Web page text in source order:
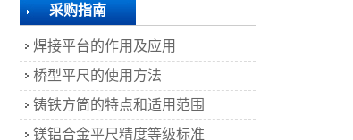
采购指南
焊接平台的作用及应用
桥型平尺的使用方法
铸铁方筒的特点和适用范围
镁铝合金平尺精度等级标准